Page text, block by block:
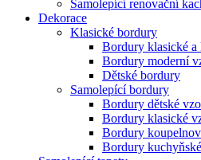
Samolepící renovační
Dekorace
Klasické bordury
Bordury klasické
Bordury moderní
Dětské bordury
Samolepící bordury
Bordury dětské
Bordury klasické
Bordury
Bordury